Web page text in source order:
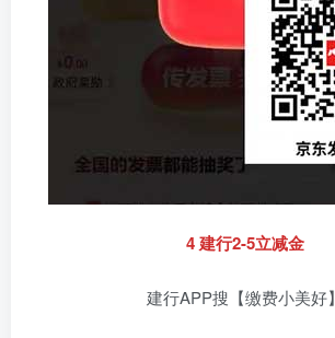
4 建行2-5立减金
建行APP搜【缴费小美好】